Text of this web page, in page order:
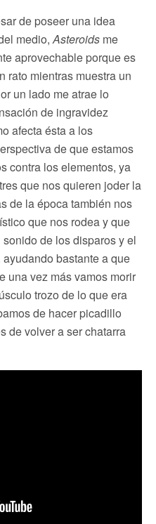
de poseer una idea
medio,Asteroids me
aprovechable porque es
rato mientras muestra un
un lado me atrae lo
de ingravidez
afecta ésta a los
de que estamos
contra los elementos, ya
que nos quieren joder la
de la época también nos
que nos rodea y que
de los disparos y el
bastante a que
una vez más vamos morir
trozo de lo que era
de hacer picadillo
de volver a ser chatarra